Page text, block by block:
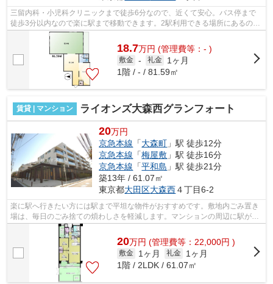
三留内科・小児科クリニックまで徒歩6分なので、近くて安心。バス停まで
徒歩3分以内なので楽に駅まで移動できます。2駅利用できる場所にあるので
利便性が高いです。場所が平坦なのは、...
18.7万円 (管理費等：- )
敷金 - 礼金
1ヶ月
1階 / - / 81.59㎡
賃貸 | マンション ライオンズ大森西グランフォート
20万円
京急本線 「大森町 」駅 徒歩12分
京急本線 「梅屋敷 」駅 徒歩16分
京急本線 「平和島 」駅 徒歩21分
築13年 / 61.07㎡
東京都大田区大森西４丁目6-2
楽に駅へ行きたい方には駅まで平坦な物件がおすすめです。敷地内ごみ置き
場は、毎日のごみ捨ての煩わしさを軽減します。マンションの周辺に駅が2
つあり、よく電車を利用する方にピッタ...
20万円 (管理費等：22,000円 )
敷金 1ヶ月 礼金
1ヶ月
1階 / 2LDK / 61.07㎡